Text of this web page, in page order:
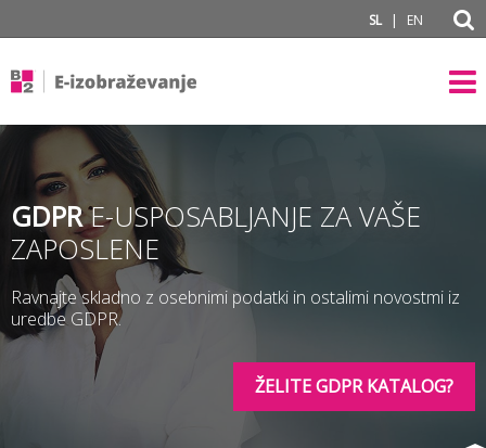
SL | EN
GDPRE-USPOSABLJANJE ZA VAŠE
ZAPOSLENE
Ravnajte skladno z osebnimi podatki in ostalimi novostmi iz
uredbe GDPR.
ŽELITE GDPR KATALOG?